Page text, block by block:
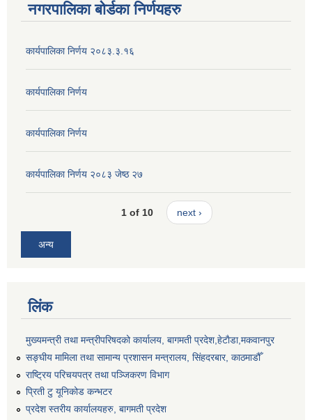
नगरपालिका बोर्डका निर्णयहरु
कार्यपालिका निर्णय २०८३.३.१६
कार्यपालिका निर्णय
कार्यपालिका निर्णय
कार्यपालिका निर्णय २०८३ जेष्ठ २७
1 of 10 next ›
अन्य
लिंक
मुख्यमन्त्री तथा मन्त्रीपरिषदको कार्यालय, बागमती प्रदेश,हेटाैडा,मकवानपुर
सङ्‍घीय मामिला तथा सामान्य प्रशासन मन्त्रालय, सिंहदरबार, काठमाडौँ
राष्ट्रिय परिचयपत्र तथा पञ्जिकरण विभाग
प्रिती टु यूनिकोड कन्भटर
प्रदेश स्तरीय कार्यालयहरु, बागमती प्रदेश